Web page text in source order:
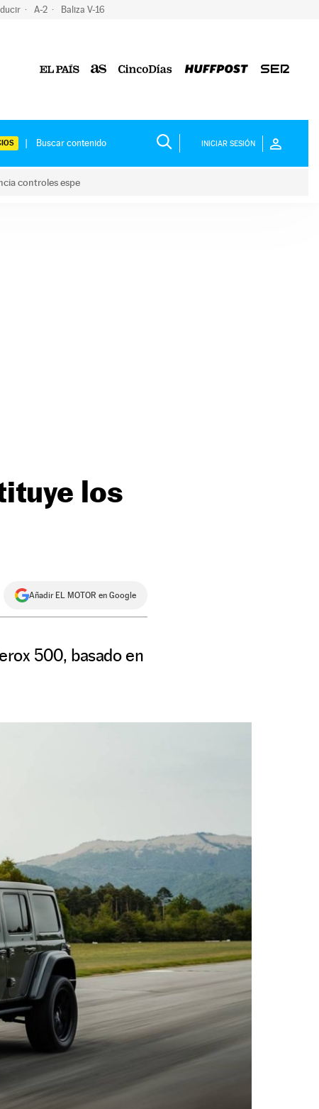
A-2 Baliza V-16
INICIAR SESIÓN
controles espe
los
Añadir EL MOTOR en Google
500, basado en